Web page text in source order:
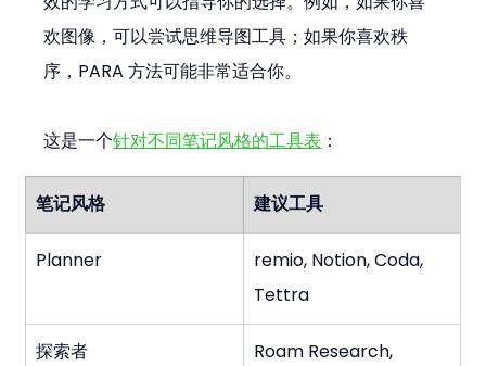
欢图像，可以尝试思维导图工具；如果你喜欢秩
序，PARA 方法可能非常适合你。
这是一个针对不同笔记风格的工具表 ：
笔记风格 建议工具
Planner
remio, Notion, Coda,
Tettra
探索者
Roam Research,